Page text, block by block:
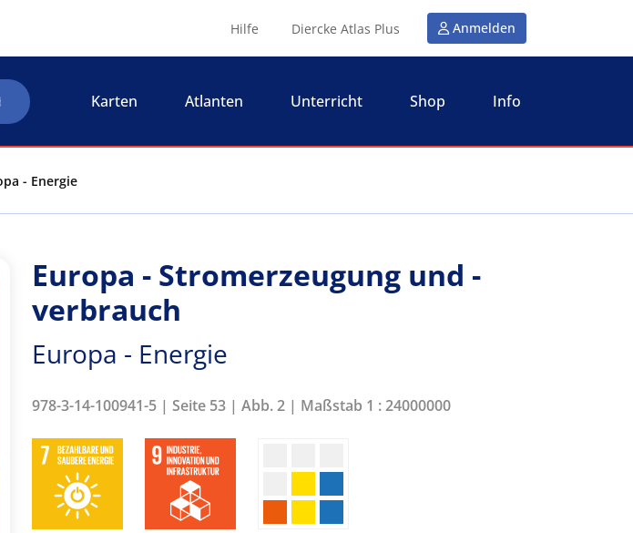
Hilfe Diercke Atlas Plus Anmelden
Karten Atlanten Unterricht Shop Info
- Energie
Europa - Stromerzeugung und -
verbrauch
Europa - Energie
978-3-14-100941-5 | Seite 53 | Abb. 2 | Maßstab 1 : 24000000